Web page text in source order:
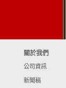
關於我們
公司資訊
新聞稿